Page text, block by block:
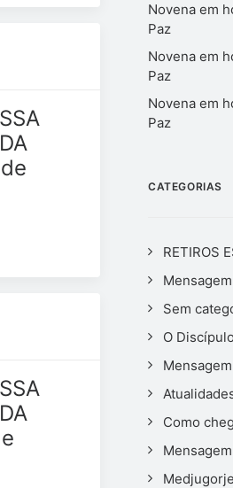
Novena em
Paz
Novena em
Paz
Novena em
Paz
CATEGORIAS
RETIROS
Sem
O Discípulo
Como
Medjugorje